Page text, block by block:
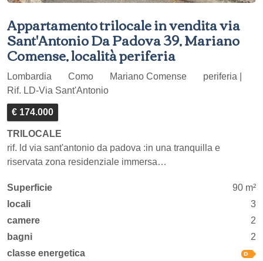
Appartamento trilocale in vendita via
Sant'Antonio Da Padova 39, Mariano
Comense, località periferia
Lombardia Como Mariano Comense
periferia |
Rif. LD-Via Sant'Antonio
€ 174.000
TRILOCALE
rif. ld via sant'antonio da padova :in una tranquilla e
riservata zona residenziale immersa…
Superficie
90 m²
locali
3
camere
2
bagni
2
classe energetica